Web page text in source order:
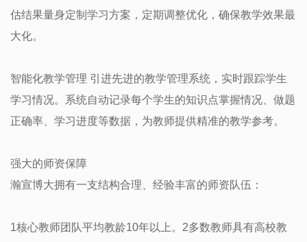
估结果量身定制学习方案，定期调整优化，确保教学效果最
大化。
智能化教学管理 引进先进的教学管理系统，实时跟踪学生
学习情况。系统自动记录每个学生的知识点掌握情况、做题
正确率、学习进度等数据，为教师提供精准的教学参考。
强大的师资保障
瀚宣博大拥有一支结构合理、经验丰富的师资队伍：
1核心教师团队平均教龄10年以上。2多数教师具有高校教